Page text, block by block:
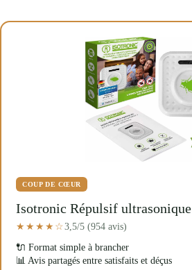
COUP DE CŒUR
Isotronic Répulsif ultrasonique
★★★★☆ 3,5/5 (954 avis)
🔌 Format simple à brancher
📊 Avis partagés entre satisfaits et déçus